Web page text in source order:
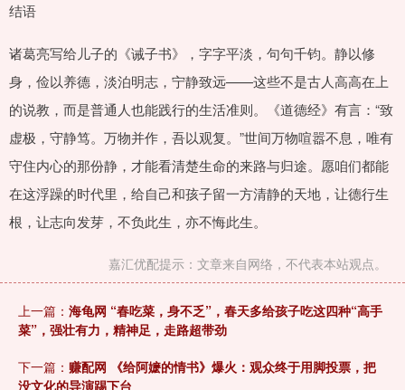
结语
诸葛亮写给儿子的《诫子书》，字字平淡，句句千钧。静以修
身，俭以养德，淡泊明志，宁静致远——这些不是古人高高在上
的说教，而是普通人也能践行的生活准则。《道德经》有言：“致
虚极，守静笃。万物并作，吾以观复。”世间万物喧嚣不息，唯有
守住内心的那份静，才能看清楚生命的来路与归途。愿咱们都能
在这浮躁的时代里，给自己和孩子留一方清静的天地，让德行生
根，让志向发芽，不负此生，亦不悔此生。
嘉汇优配提示：文章来自网络，不代表本站观点。
上一篇： 海龟网 “春吃菜，身不乏”，春天多给孩子吃这四种“高手
菜”，强壮有力，精神足，走路超带劲
下一篇： 赚配网 《给阿嬷的情书》爆火：观众终于用脚投票，把
没文化的导演踢下台